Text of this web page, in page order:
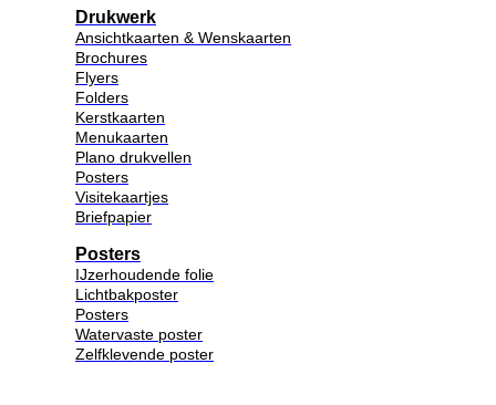
Drukwerk
Ansichtkaarten & Wenskaarten
Brochures
Flyers
Folders
Kerstkaarten
Menukaarten
Plano drukvellen
Posters
Visitekaartjes
Briefpapier
Posters
IJzerhoudende folie
Lichtbakposter
Posters
Watervaste poster
Zelfklevende poster